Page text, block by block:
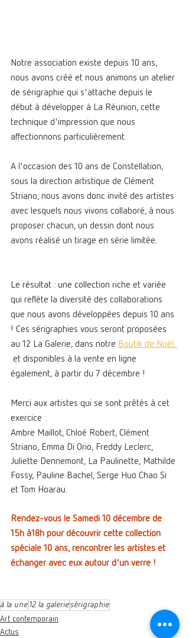
Notre association existe depuis 10 ans,
nous avons créé et nous animons un atelier
de sérigraphie qui s'attache depuis le
début à développer à La Réunion, cette
technique d'impression que nous
affectionnons particulièrement.
A l'occasion des 10 ans de Constellation,
sous la direction artistique de Clément
Striano, nous avons donc invité des artistes
avec lesquels nous vivons collaboré, à nous
proposer chacun, un dessin dont nous
avons réalisé un tirage en série limitée.
Le résultat : une collection riche et variée
qui reflète la diversité des collaborations
que nous avons développées depuis 10 ans
! Ces sérigraphies vous seront proposées
au 12 La Galerie, dans notre Boutik de Noël.
et disponibles à la vente en ligne
également, à partir du 7 décembre !
Merci aux artistes qui se sont prêtés à cet
exercice :
Ambre Maillot, Chloé Robert, Clément
Striano, Emma Di Orio, Freddy Leclerc,
Juliette Dennemont, La Paulinette, Mathilde
Fossy, Pauline Bachel, Serge Huo Chao Si
et Tom Hoarau.
Rendez-vous le Samedi 10 décembre de
15h à18h pour découvrir cette collection
spéciale 10 ans, rencontrer les artistes et
échanger avec eux autour d'un verre !
à la une 12 la galerie sérigraphie
Art contemporain
Actus